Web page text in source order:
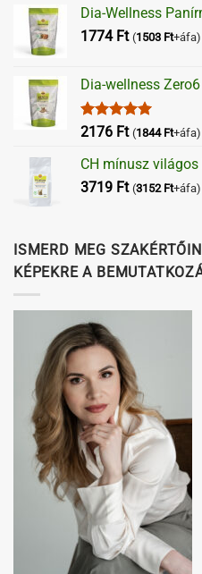
Dia-Wellness
1774 Ft (1503 Ft+áfa)
Dia-wellness
Értékelés:
2176 Ft (1844 Ft+áfa)
CH mínusz
3719 Ft (3152 Ft+áfa)
ISMERD MEG
KÉPEKRE A